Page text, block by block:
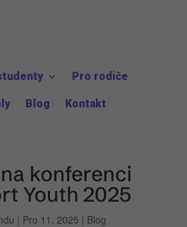
Pro rodiče
Blog Kontakt
konferenci
Youth 2025
| Pro 11, 2025 | Blog